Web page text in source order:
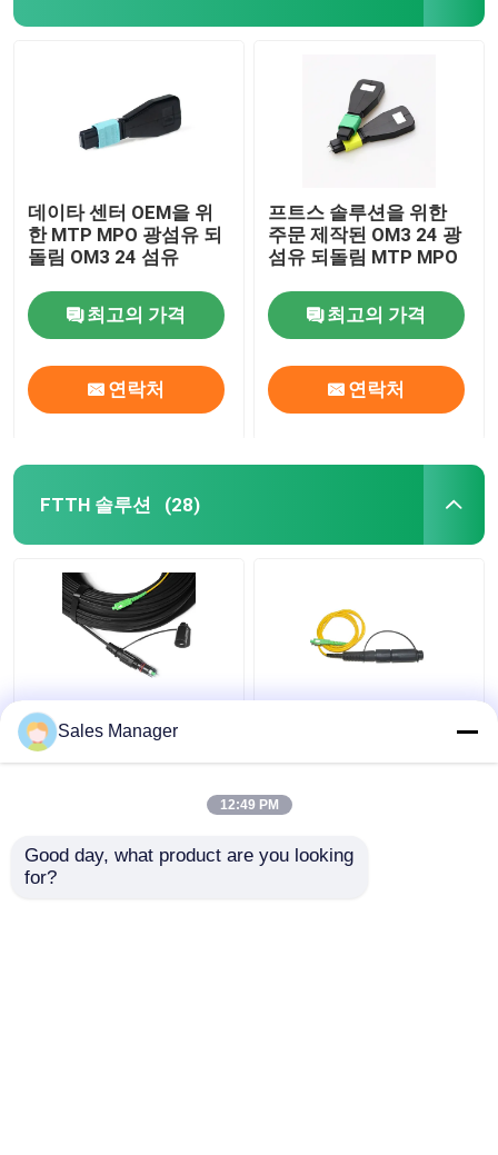
데이타 센터 OEM을 위
한 MTP MPO 광섬유 되
돌림 OM3 24 섬유
최고의 가격
연락처
프트스 솔루션을 위한
주문 제작된 OM3 24 광
섬유 되돌림 MTP MPO
최고의 가격
연락처
FTTH 솔루션 (28)
IPSC APC Ｈ 연결기로
방수된 광섬유 FTTH 솔
Sales Manager
12:49 PM
Good day, what product are you looking
for?